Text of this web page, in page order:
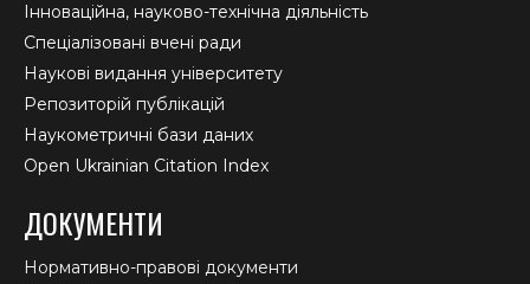
Інноваційна, науково-технічна діяльність
Спеціалізовані вчені ради
Наукові видання університету
Репозиторій публікацій
Наукометричні бази даних
Open Ukrainian Citation Index
ДОКУМЕНТИ
Нормативно-правові документи